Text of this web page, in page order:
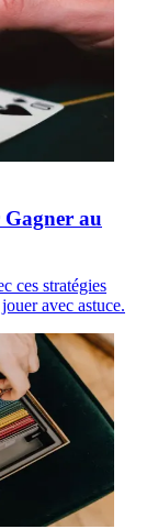
au
ces stratégies
avec astuce.